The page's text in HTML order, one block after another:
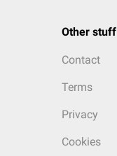
Other stuff
Contact
Terms
Privacy
Cookies